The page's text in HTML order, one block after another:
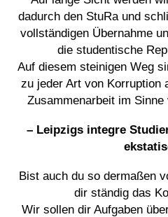
dadurch den StuRa und
vollständigen Übernahme
die studentische
Auf diesem steinigen Weg
zu jeder Art von Korruption
Zusammenarbeit im
– Leipzigs integre
Bist auch du so dermaßen
dir ständig das
Wir sollen dir Aufgaben